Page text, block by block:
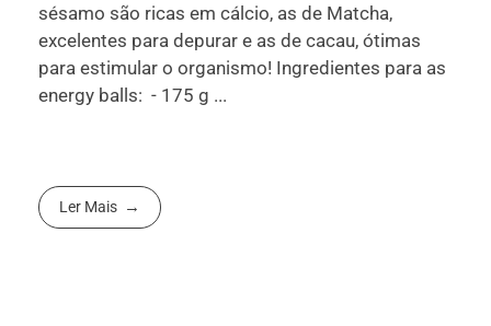
sésamo são ricas em cálcio, as de Matcha,
excelentes para depurar e as de cacau, ótimas
para estimular o organismo! Ingredientes para as
energy balls: - 175 g ...
Ler Mais